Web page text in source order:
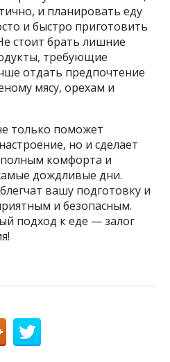
и планировать еду
и быстро приготовить
стоит брать лишние
требующие
отдать предпочтение
мясу, орехам и
только поможет
но и сделает
комфорта и
дождливые дни.
вашу подготовку и
и безопасным.
подход к еде — залог